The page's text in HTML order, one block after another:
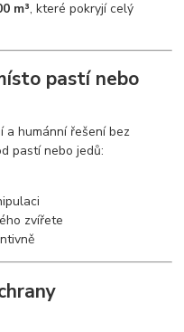
m³, které pokryjí celý
pastí nebo
a humánní řešení bez
pastí nebo jedů:
zvířete